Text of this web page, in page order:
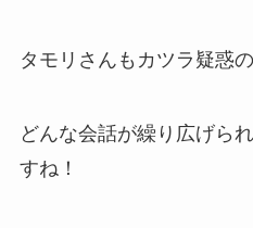
タモリさんもカツラ疑惑
どんな会話が繰り広げら
すね！